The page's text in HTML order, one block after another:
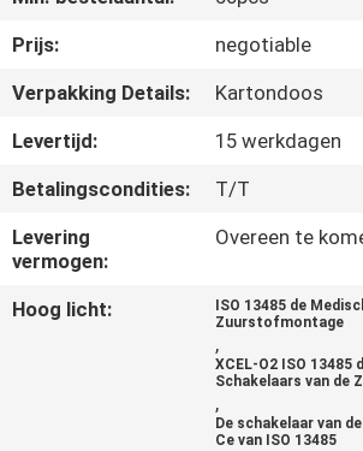
CONTACTEER
ONS
OM
EEN
Prijs:
negotiable
Verpakking Details:
Kartondoos
Levertijd:
15 werkdagen
Betalingscondities:
T/T
Levering
vermogen:
Overeen te
Hoog licht:
ISO 13485 de
Zuurstofmontage
,
XCEL-O2 ISO 13485
Schakelaars van de
,
De schakelaar van
Ce van ISO 13485